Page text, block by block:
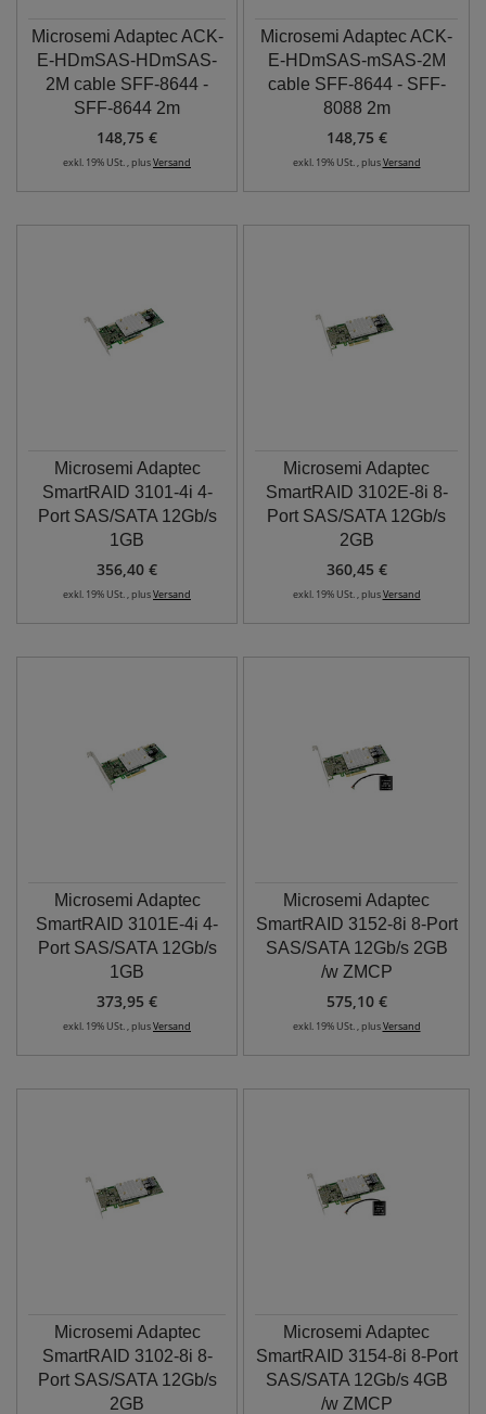
Microsemi Adaptec ACK-
E-HDmSAS-HDmSAS-
2M cable SFF-8644 -
SFF-8644 2m
148,75 €
exkl. 19% USt. , plusVersand
Microsemi Adaptec ACK-
E-HDmSAS-mSAS-2M
cable SFF-8644 - SFF-
8088 2m
148,75 €
exkl. 19% USt. , plusVersand
Microsemi Adaptec
SmartRAID 3101-4i 4-
Port SAS/SATA 12Gb/s
1GB
356,40 €
exkl. 19% USt. , plusVersand
Microsemi Adaptec
SmartRAID 3102E-8i 8-
Port SAS/SATA 12Gb/s
2GB
360,45 €
exkl. 19% USt. , plusVersand
Microsemi Adaptec
SmartRAID 3101E-4i 4-
Port SAS/SATA 12Gb/s
1GB
373,95 €
exkl. 19% USt. , plusVersand
Microsemi Adaptec
SmartRAID 3152-8i 8-Port
SAS/SATA 12Gb/s 2GB
/w ZMCP
575,10 €
exkl. 19% USt. , plusVersand
Microsemi Adaptec
SmartRAID 3102-8i 8-
Port SAS/SATA 12Gb/s
2GB
Microsemi Adaptec
SmartRAID 3154-8i 8-Port
SAS/SATA 12Gb/s 4GB
/w ZMCP